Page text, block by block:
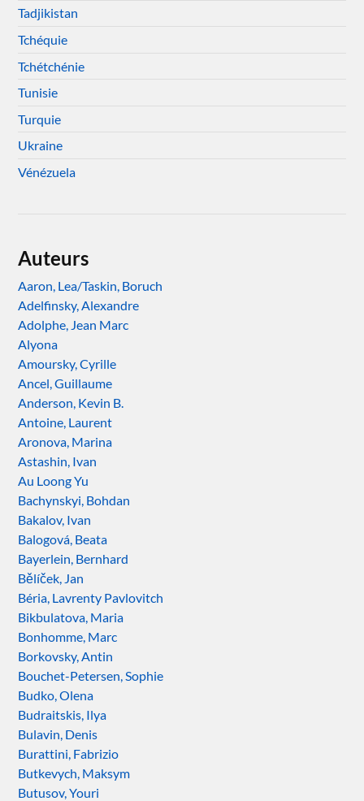
Tadjikistan
Tchéquie
Tchétchénie
Tunisie
Turquie
Ukraine
Vénézuela
Auteurs
Aaron, Lea/Taskin, Boruch
Adelfinsky, Alexandre
Adolphe, Jean Marc
Alyona
Amoursky, Cyrille
Ancel, Guillaume
Anderson, Kevin B.
Antoine, Laurent
Aronova, Marina
Astashin, Ivan
Au Loong Yu
Bachynskyi, Bohdan
Bakalov, Ivan
Balogová, Beata
Bayerlein, Bernhard
Bělíček, Jan
Béria, Lavrenty Pavlovitch
Bikbulatova, Maria
Bonhomme, Marc
Borkovsky, Antin
Bouchet-Petersen, Sophie
Budko, Olena
Budraitskis, Ilya
Bulavin, Denis
Burattini, Fabrizio
Butkevych, Maksym
Butusov, Youri